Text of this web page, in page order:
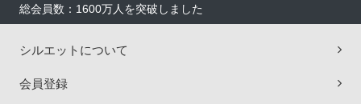
総会員数：1600万人を突破しました
シルエットについて
会員登録